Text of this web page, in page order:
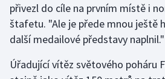
Jezdectví
Judo
Krasobruslení
přivezl do cíle na prvním místě i
štafetu. "Ale je přede mnou ještě
další medailové představy naplnil."
Úřadující vítěz světového poháru